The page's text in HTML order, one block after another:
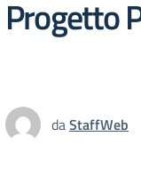
Progetto
daStaffWeb